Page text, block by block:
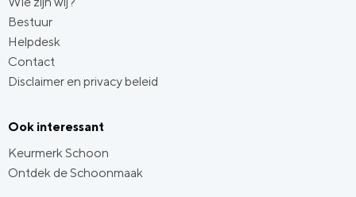
Bestuur
Helpdesk
Contact
Disclaimer en privacy beleid
Ook interessant
Keurmerk Schoon
Ontdek de Schoonmaak